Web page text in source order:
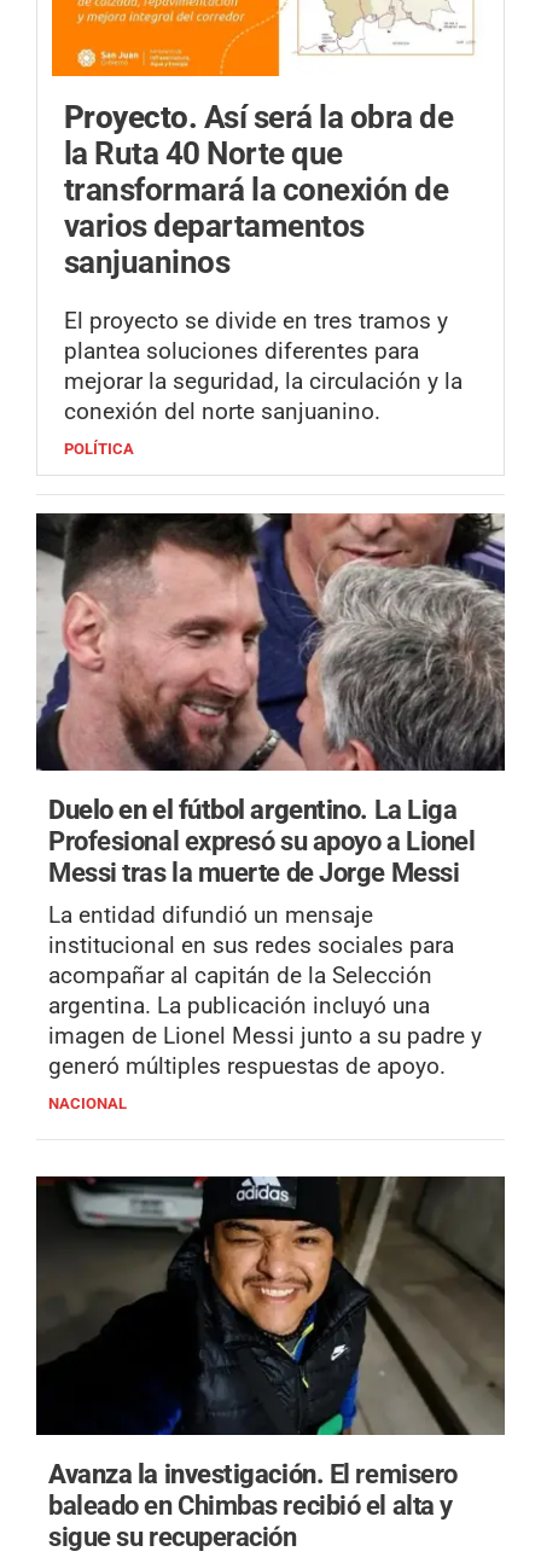
Proyecto. Así será la obra de
la Ruta 40 Norte que
transformará la conexión de
varios departamentos
sanjuaninos
El proyecto se divide en tres tramos y
plantea soluciones diferentes para
mejorar la seguridad, la circulación y la
conexión del norte sanjuanino.
POLÍTICA
Duelo en el fútbol argentino. La Liga
Profesional expresó su apoyo a Lionel
Messi tras la muerte de Jorge Messi
La entidad difundió un mensaje
institucional en sus redes sociales para
acompañar al capitán de la Selección
argentina. La publicación incluyó una
imagen de Lionel Messi junto a su padre y
generó múltiples respuestas de apoyo.
NACIONAL
Avanza la investigación. El remisero
baleado en Chimbas recibió el alta y
sigue su recuperación